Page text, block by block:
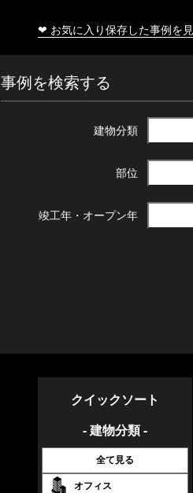
❤ お気に入り保存した事例を
事例を検索する
建物分類
部位
竣工年・ オープン年
クイックソート
- 建物分類 -
全て見る
オフィス